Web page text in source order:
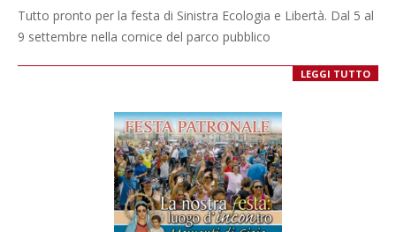
08-
29
Tutto pronto per la festa di Sinistra Ecologia e Libertà. Dal 5 al
9 settembre nella cornice del parco pubblico
LEGGI TUTTO